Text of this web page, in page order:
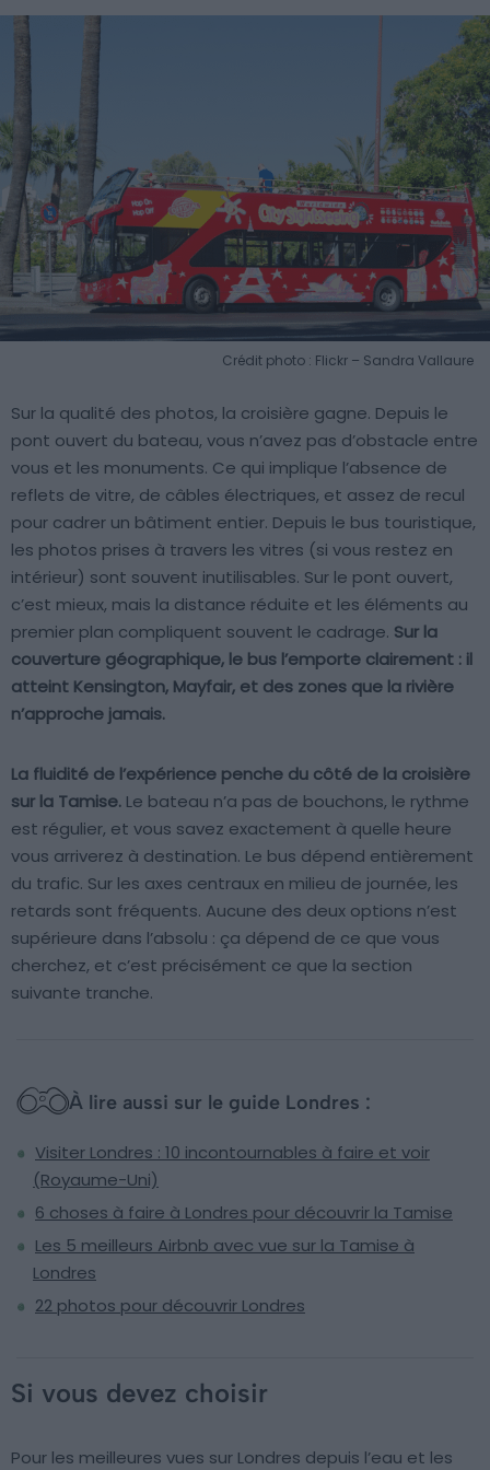
Crédit photo : Flickr – Sandra Vallaure
Sur la qualité des photos, la croisière gagne. Depuis le
pont ouvert du bateau, vous n’avez pas d’obstacle entre
vous et les monuments. Ce qui implique l’absence de
reflets de vitre, de câbles électriques, et assez de recul
pour cadrer un bâtiment entier. Depuis le bus touristique,
les photos prises à travers les vitres (si vous restez en
intérieur) sont souvent inutilisables. Sur le pont ouvert,
c’est mieux, mais la distance réduite et les éléments au
premier plan compliquent souvent le cadrage. Sur la
couverture géographique, le bus l’emporte clairement : il
atteint Kensington, Mayfair, et des zones que la rivière
n’approche jamais.
La fluidité de l’expérience penche du côté de la croisière
sur la Tamise. Le bateau n’a pas de bouchons, le rythme
est régulier, et vous savez exactement à quelle heure
vous arriverez à destination. Le bus dépend entièrement
du trafic. Sur les axes centraux en milieu de journée, les
retards sont fréquents. Aucune des deux options n’est
supérieure dans l’absolu : ça dépend de ce que vous
cherchez, et c’est précisément ce que la section
suivante tranche.
À lire aussi sur le guide Londres :
Visiter Londres : 10 incontournables à faire et voir
(Royaume-Uni)
6 choses à faire à Londres pour découvrir la Tamise
Les 5 meilleurs Airbnb avec vue sur la Tamise à
Londres
22 photos pour découvrir Londres
Si vous devez choisir
Pour les meilleures vues sur Londres depuis l’eau et les